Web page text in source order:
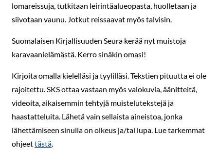
lomareissuja, tutkitaan leirintäalueopasta, huolletaan ja
siivotaan vaunu. Jotkut reissaavat myös talvisin.
Suomalaisen Kirjallisuuden Seura kerää nyt muistoja
karavaanielämästä. Kerro sinäkin omasi!
Kirjoita omalla kielelläsi ja tyylilläsi. Tekstien pituutta ei ole
rajoitettu. SKS ottaa vastaan myös valokuvia, äänitteitä,
videoita, aikaisemmin tehtyjä muistelutekstejä ja
haastatteluita. Lähetä vain sellaista aineistoa, jonka
lähettämiseen sinulla on oikeus ja/tai lupa. Lue tarkemmat
ohjeettästä.